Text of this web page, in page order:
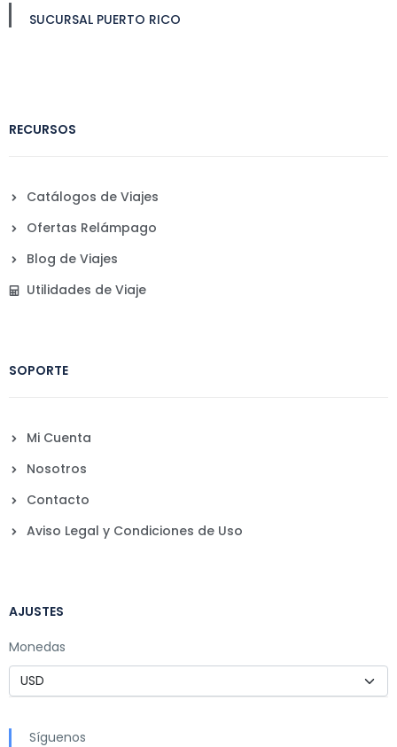
SUCURSAL PUERTO RICO
RECURSOS
Catálogos de Viajes
Ofertas Relámpago
Blog de Viajes
Utilidades de Viaje
SOPORTE
Mi Cuenta
Nosotros
Contacto
Aviso Legal y Condiciones de Uso
AJUSTES
Monedas
Síguenos